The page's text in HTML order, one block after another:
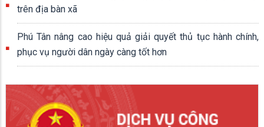
trên địa bàn xã
Phú Tân nâng cao hiệu quả giải quyết thủ tục hành chính,
phục vụ người dân ngày càng tốt hơn